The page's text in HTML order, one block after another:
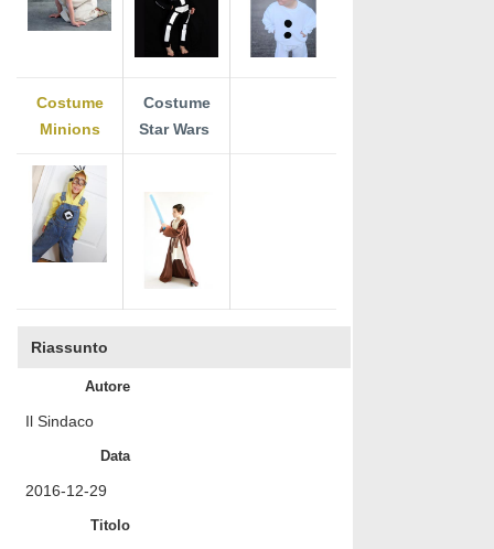
Costume
Minions
Costume
Star Wars
Riassunto
Autore
Il Sindaco
Data
2016-12-29
Titolo